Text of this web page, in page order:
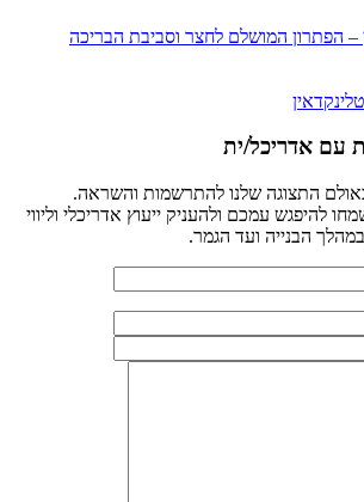
הפתרון המושלם לחצר וסביבת הבריכה
לינקדאין
עם אדריכל/ית
התצוגה שלנו להתרשמות והשראה.
להיפגש עמכם ולהעניק ייעוץ אדריכלי וליווי
הבנייה ועד הגמר.